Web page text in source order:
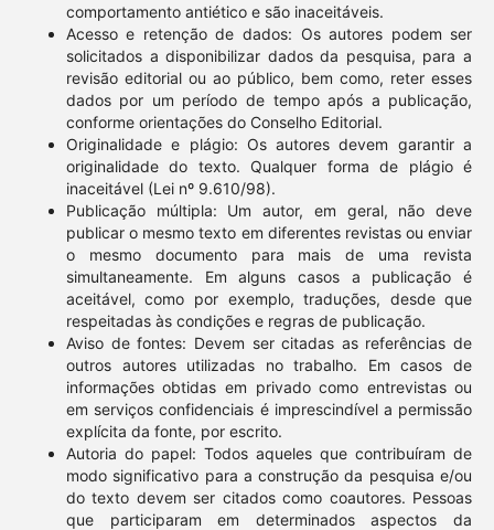
comportamento antiético e são inaceitáveis.
Acesso e retenção de dados: Os autores podem ser
solicitados a disponibilizar dados da pesquisa, para a
revisão editorial ou ao público, bem como, reter esses
dados por um período de tempo após a publicação,
conforme orientações do Conselho Editorial.
Originalidade e plágio: Os autores devem garantir a
originalidade do texto. Qualquer forma de plágio é
inaceitável (Lei nº 9.610/98).
Publicação múltipla: Um autor, em geral, não deve
publicar o mesmo texto em diferentes revistas ou enviar
o mesmo documento para mais de uma revista
simultaneamente. Em alguns casos a publicação é
aceitável, como por exemplo, traduções, desde que
respeitadas às condições e regras de publicação.
Aviso de fontes: Devem ser citadas as referências de
outros autores utilizadas no trabalho. Em casos de
informações obtidas em privado como entrevistas ou
em serviços confidenciais é imprescindível a permissão
explícita da fonte, por escrito.
Autoria do papel: Todos aqueles que contribuíram de
modo significativo para a construção da pesquisa e/ou
do texto devem ser citados como coautores. Pessoas
que participaram em determinados aspectos da